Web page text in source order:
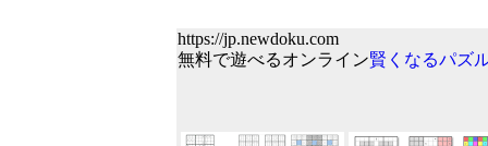
https://jp.newdoku.com
無料で遊べるオンライン賢くなるパズ